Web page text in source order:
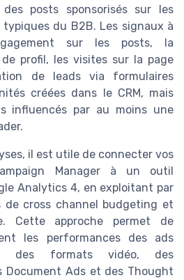
posts sponsorisés sur les
du B2B. Les signaux à
sur les posts, la
profil, les visites sur la page
de leads via formulaires
créées dans le CRM, mais
influencés par au moins une
il est utile de connecter vos
Manager à un outil
Analytics 4, en exploitant par
de cross channel budgeting et
Cette approche permet de
les performances des ads
des formats vidéo, des
Document Ads et des Thought